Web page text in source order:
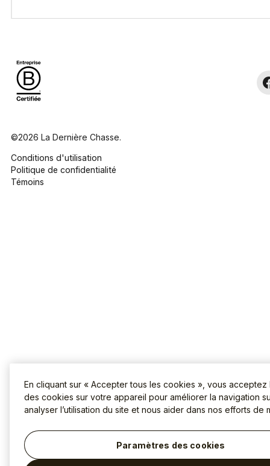
©2026 La Dernière Chasse.
Conditions d'utilisation
Politique de confidentialité
Témoins
En cliquant sur « Accepter tous les cookies », vous
des cookies sur votre appareil pour améliorer la navigation
analyser l’utilisation du site et nous aider dans nos efforts de
Paramètres des cookies